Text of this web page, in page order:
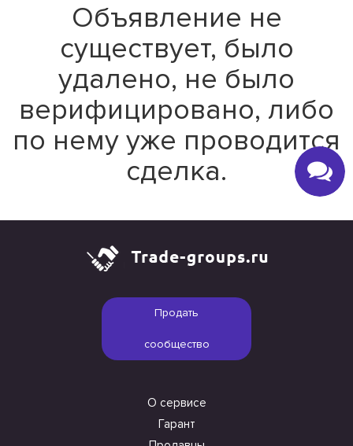
Объявление не
существует, было
удалено, не было
верифицировано, либо
по нему уже проводится
сделка.
Продать
сообщество
О сервисе
Гарант